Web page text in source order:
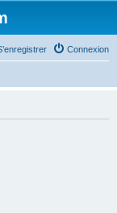
Connexion